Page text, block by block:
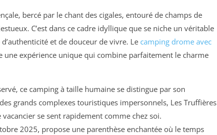
bercé par le chant des cigales, entouré de champs de
C’est dans ce cadre idyllique que se niche un véritable
et de douceur de vivre. Le camping drome avec
une expérience unique qui combine parfaitement le charme
ce camping à taille humaine se distingue par son
grands complexes touristiques impersonnels, Les Truffières
se sent rapidement comme chez soi.
2025, propose une parenthèse enchantée où le temps